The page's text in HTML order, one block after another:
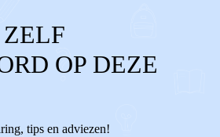
ZELF
OP DEZE
tips en adviezen!